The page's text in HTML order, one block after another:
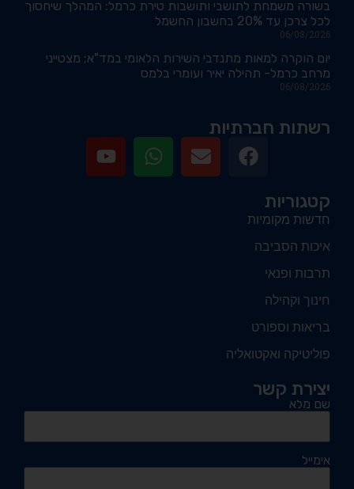
בשורה משמחת לתושבי ותושבות טירת כרמל: המהלך שיחסוך
לכל צרכן עד 20% בחשבון החשמל
06/08/2026
יום הוקרה למאות מתנדבי השירות הלאומי במד"א; מצטייני
מרחב כרמל- תהילה יאיר ועומרי בלמס
06/08/2026
רשתות חברתיות
קטגוריות
חדשות מקומיות
איכות הסביבה
תרבות ופנאי
חינוך וקהילה
בריאות וספורט
פוליטיקה ואקטואליה
יצירת קשר
שם מלא
אימייל